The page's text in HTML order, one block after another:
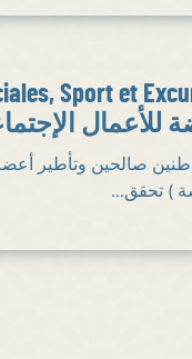
Sport et
للأعمال
صالحين وتأطير
) تحقق...